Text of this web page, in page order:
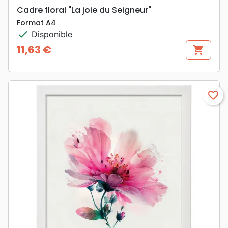
Cadre floral "La joie du Seigneur"
Format A4
check Disponible
Prix
11,63 € shopping_cart
favorite_border